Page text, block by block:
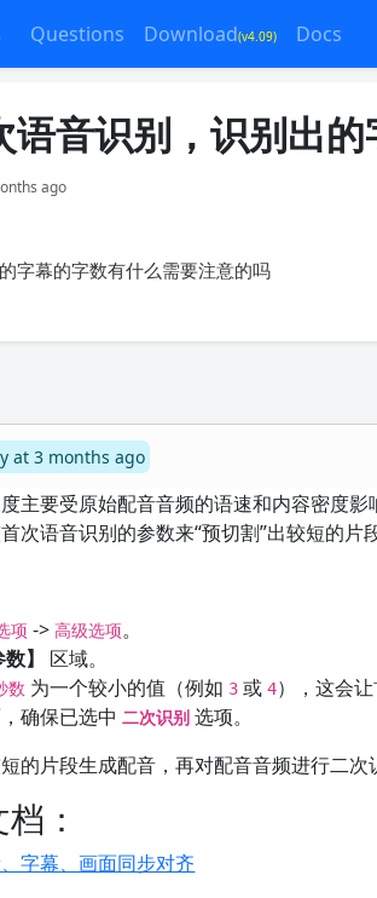
Questions Download(v4.09) Docs
语音识别，识别出
ago
字幕的字数有什么需要注意的吗
at 3 months ago
主要受原始配音音频的语速和内容密度
次语音识别的参数来“预切割”出较短的片段
项 ->高级选项。
】
区域。
数 为一个较小的值（例如 3 或4），这会
确保已选中二次识别 选项。
的片段生成配音，再对配音音频进行二次
：
字幕、画面同步对齐